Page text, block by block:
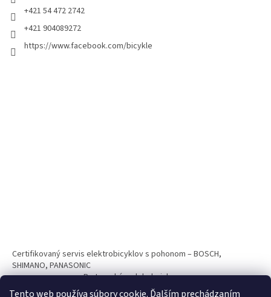
Tento web používa súbory cookie. Ďalším prechádzaním
+421 54 472 2742
+421 904089272
https://www.facebook.com/bicykle
Certifikovaný servis elektrobicyklov s pohonom – BOSCH,
SHIMANO, PANASONIC
Partnerský web hokejshop.eu